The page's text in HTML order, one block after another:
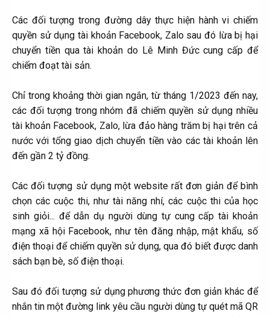
Các đối tượng trong đường dây thực hiện hành vi chiếm
quyền sử dụng tài khoản Facebook, Zalo sau đó lừa bị hại
chuyển tiền qua tài khoản do Lê Minh Đức cung cấp để
chiếm đoạt tài sản.
Chỉ trong khoảng thời gian ngắn, từ tháng 1/2023 đến nay,
các đối tượng trong nhóm đã chiếm quyền sử dụng nhiều
tài khoản Facebook, Zalo, lừa đảo hàng trăm bị hại trên cả
nước với tổng giao dịch chuyển tiền vào các tài khoản lên
đến gần 2 tỷ đồng.
Các đối tượng sử dụng một website rất đơn giản để bình
chọn các cuộc thi, như tài năng nhí, các cuộc thi của học
sinh giỏi... để dẫn dụ người dùng tự cung cấp tài khoản
mạng xã hội Facebook, như tên đăng nhập, mật khẩu, số
điện thoại để chiếm quyền sử dụng, qua đó biết được danh
sách bạn bè, số điện thoại.
Sau đó đối tượng sử dụng phương thức đơn giản khác để
nhắn tin một đường link yêu cầu người dùng tự quét mã QR